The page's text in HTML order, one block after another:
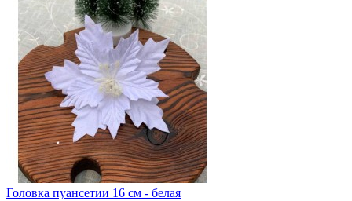
Головка пуансетии 16 см - белая